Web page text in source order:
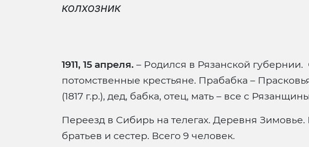
колхозник
1911, 15 апреля. – Родился в Рязанской губернии.
потомственные крестьяне. Прабабка –
(1817 г.р.), дед, бабка, отец, мать – все с
Переезд в Сибирь на телегах. Деревня
братьев и сестер. Всего 9 человек.